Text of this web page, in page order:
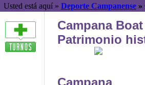
Usted está aquí » Deporte Campanense »
Campana
Patrimonio
Campana